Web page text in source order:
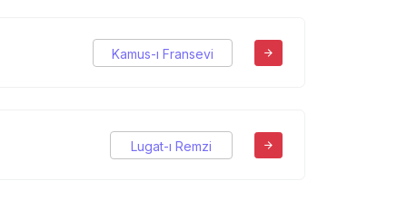
Kamus-ı Fransevi
Lugat-ı Remzi